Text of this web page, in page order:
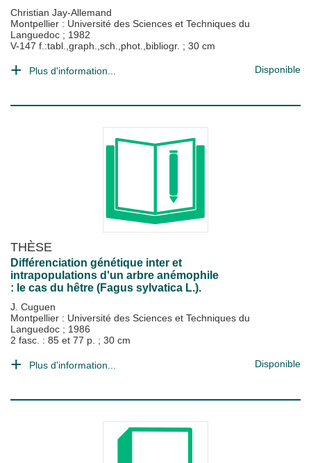
Christian Jay-Allemand
Montpellier : Université des Sciences et Techniques du
Languedoc ; 1982
V-147 f.:tabl.,graph.,sch.,phot.,bibliogr. ; 30 cm
Plus d'information... Disponible
THÈSE
Différenciation génétique inter et
intrapopulations d'un arbre anémophile
: le cas du hêtre (Fagus sylvatica L.).
J. Cuguen
Montpellier : Université des Sciences et Techniques du
Languedoc ; 1986
2 fasc. : 85 et 77 p. ; 30 cm
Plus d'information... Disponible